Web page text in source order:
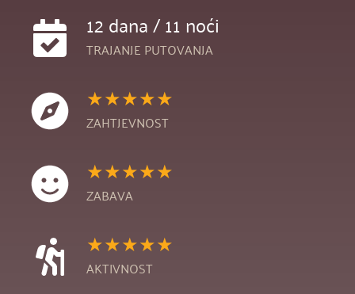
12 dana / 11 noći
TRAJANJE PUTOVANJA
★★★★★
ZAHTJEVNOST
★★★★★
ZABAVA
★★★★★
AKTIVNOST